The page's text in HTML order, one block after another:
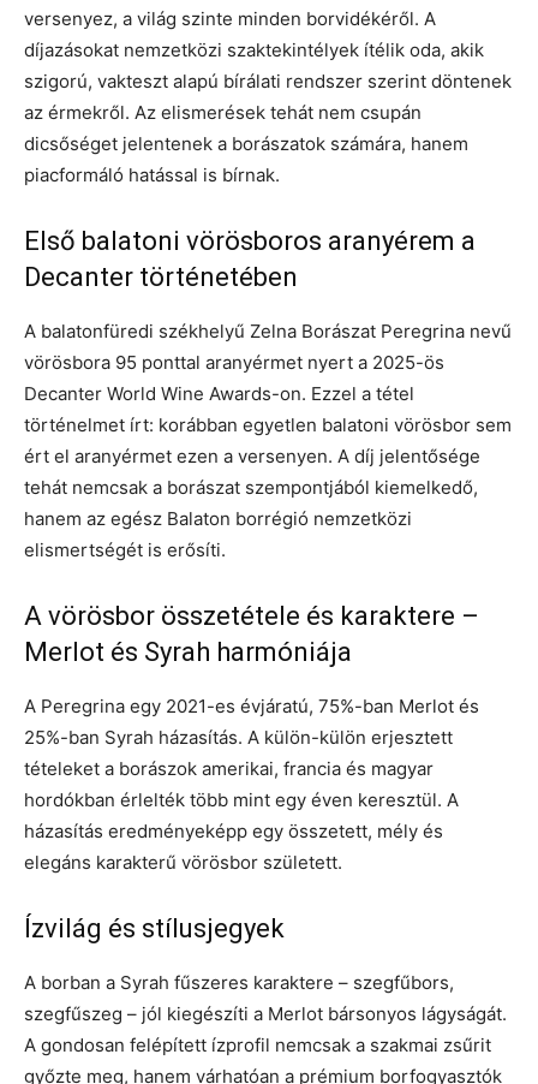
versenyez, a világ szinte minden borvidékéről. A
díjazásokat nemzetközi szaktekintélyek ítélik oda, akik
szigorú, vakteszt alapú bírálati rendszer szerint döntenek
az érmekről. Az elismerések tehát nem csupán
dicsőséget jelentenek a borászatok számára, hanem
piacformáló hatással is bírnak.
Első balatoni vörösboros aranyérem a
Decanter történetében
A balatonfüredi székhelyű Zelna Borászat Peregrina nevű
vörösbora 95 ponttal aranyérmet nyert a 2025-ös
Decanter World Wine Awards-on. Ezzel a tétel
történelmet írt: korábban egyetlen balatoni vörösbor sem
ért el aranyérmet ezen a versenyen. A díj jelentősége
tehát nemcsak a borászat szempontjából kiemelkedő,
hanem az egész Balaton borrégió nemzetközi
elismertségét is erősíti.
A vörösbor összetétele és karaktere –
Merlot és Syrah harmóniája
A Peregrina egy 2021-es évjáratú, 75%-ban Merlot és
25%-ban Syrah házasítás. A külön-külön erjesztett
tételeket a borászok amerikai, francia és magyar
hordókban érlelték több mint egy éven keresztül. A
házasítás eredményeképp egy összetett, mély és
elegáns karakterű vörösbor született.
Ízvilág és stílusjegyek
A borban a Syrah fűszeres karaktere – szegfűbors,
szegfűszeg – jól kiegészíti a Merlot bársonyos lágyságát.
A gondosan felépített ízprofil nemcsak a szakmai zsűrit
győzte meg, hanem várhatóan a prémium borfogyasztók